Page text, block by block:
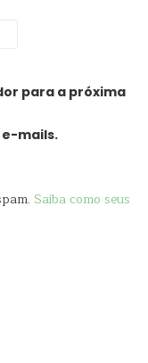
para a próxima
e-mails.
Saiba como seus